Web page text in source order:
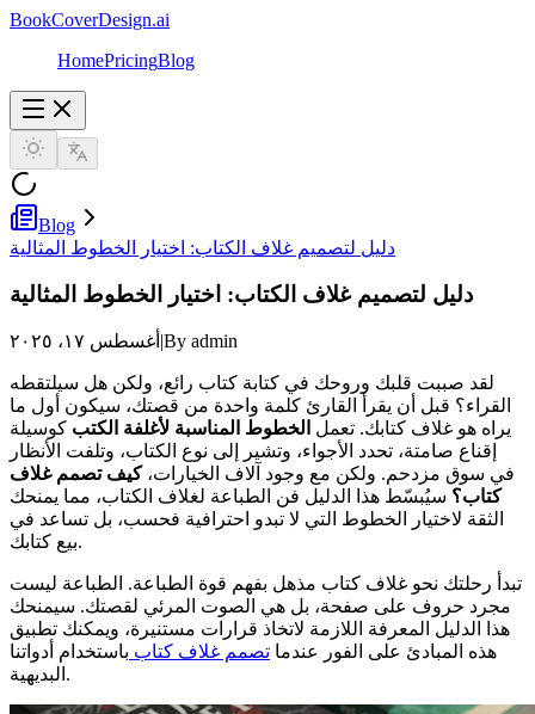
BookCoverDesign.ai
HomePricingBlog
Blog
دليل لتصميم غلاف الكتاب: اختيار الخطوط المثالية
دليل لتصميم غلاف الكتاب: اختيار الخطوط المثالية
أغسطس ١٧، ٢٠٢٥ |By admin
لقد صببت قلبك وروحك في كتابة كتاب رائع، ولكن هل سيلتقطه
القراء؟ قبل أن يقرأ القارئ كلمة واحدة من قصتك، سيكون أول ما
يراه هو غلاف كتابك. تعمل الخطوط المناسبة لأغلفة الكتب كوسيلة
إقناع صامتة، تحدد الأجواء، وتشير إلى نوع الكتاب، وتلفت الأنظار
في سوق مزدحم. ولكن مع وجود آلاف الخيارات،كيف تصمم غلاف
كتاب؟ سيُبسّط هذا الدليل فن الطباعة لغلاف الكتاب، مما يمنحك
الثقة لاختيار الخطوط التي لا تبدو احترافية فحسب، بل تساعد في
بيع كتابك.
تبدأ رحلتك نحو غلاف كتاب مذهل بفهم قوة الطباعة. الطباعة ليست
مجرد حروف على صفحة، بل هي الصوت المرئي لقصتك. سيمنحك
هذا الدليل المعرفة اللازمة لاتخاذ قرارات مستنيرة، ويمكنك تطبيق
هذه المبادئ على الفور عندما تصمم غلاف كتاب باستخدام أدواتنا
البديهية.